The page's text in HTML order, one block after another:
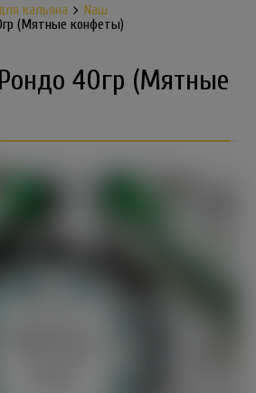
кальяна
Nаш
(Мятные конфеты)
40гр (Мятные